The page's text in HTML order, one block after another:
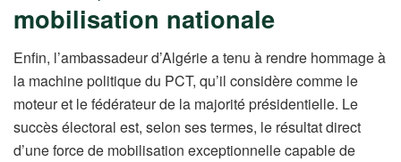
mobilisation nationale
Enfin, l’ambassadeur d’Algérie a tenu à rendre hommage à
la machine politique du PCT, qu’il considère comme le
moteur et le fédérateur de la majorité présidentielle. Le
succès électoral est, selon ses termes, le résultat direct
d’une force de mobilisation exceptionnelle capable de